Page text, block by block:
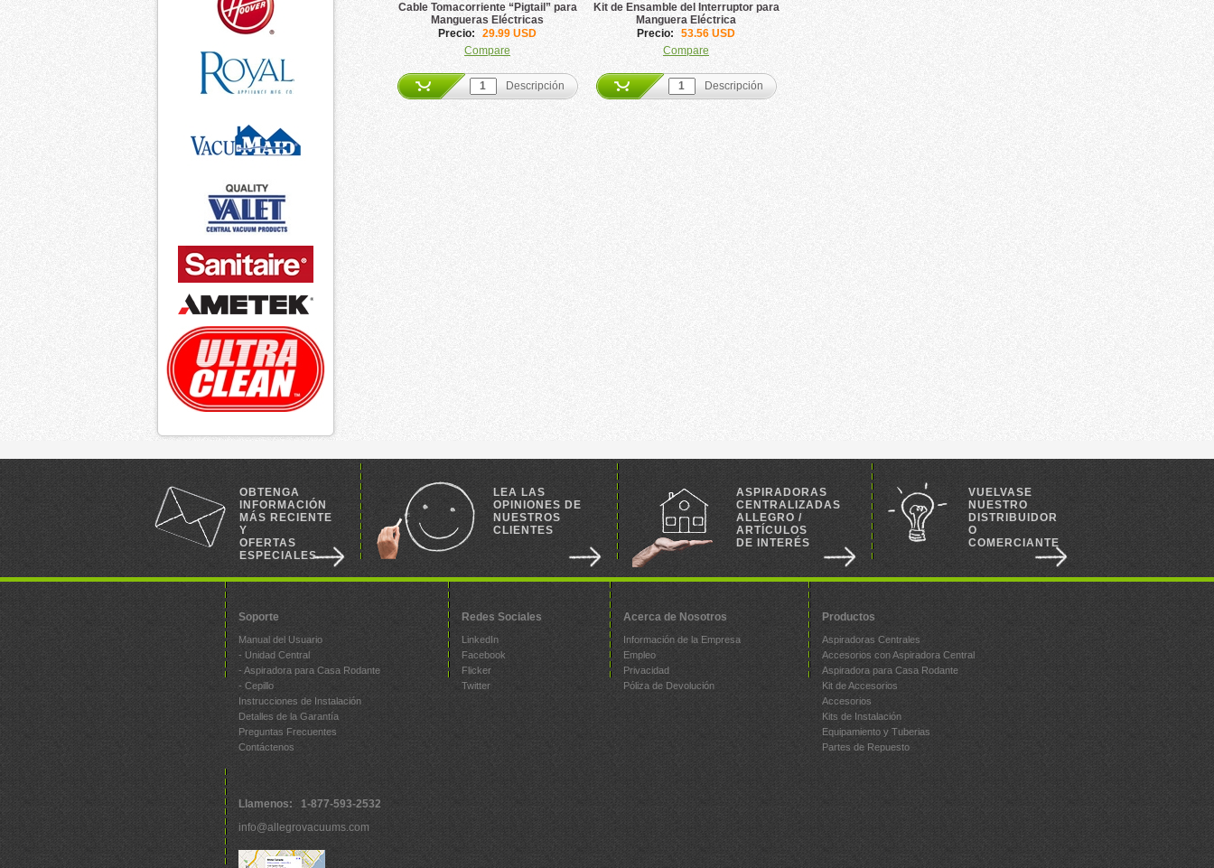
Cable Tomacorriente “Pigtail” para
Mangueras Eléctricas
Precio:
29.99 USD
Compare
Descripción
Kit de Ensamble del Interruptor para
Manguera Eléctrica
Precio:
53.56 USD
Compare
Descripción
OBTENGA
INFORMACIÓN
MÁS RECIENTE
Y
OFERTAS
ESPECIALES
LEA LAS
OPINIONES DE
NUESTROS
CLIENTES
ASPIRADORAS
CENTRALIZADAS
ALLEGRO /
ARTÍCULOS
DE INTERÉS
VUELVASE
NUESTRO
DISTRIBUIDOR
O
COMERCIANTE
Soporte
Manual del Usuario
- Unidad Central
- Aspiradora para Casa Rodante
- Cepillo
Instrucciones de Instalación
Detalles de la Garantía
Preguntas Frecuentes
Contáctenos
Redes Sociales
LinkedIn
Facebook
Flicker
Twitter
Acerca de Nosotros
Información de la Empresa
Empleo
Privacidad
Póliza de Devolución
Productos
Aspiradoras Centrales
Accesorios con Aspiradora Central
Aspiradora para Casa Rodante
Kit de Accesorios
Accesorios
Kits de Instalación
Equipamiento y Tuberias
Partes de Repuesto
Llamenos: 1-877-593-2532
info@allegrovacuums.com